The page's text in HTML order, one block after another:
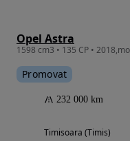
Opel Astra
Promovat
232 000 km
Timisoara (Timis)